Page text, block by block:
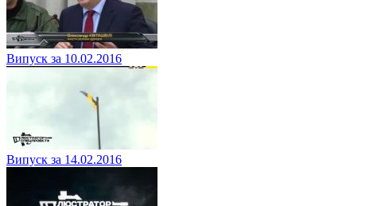
Випуск за 10.02.2016
Випуск за 14.02.2016